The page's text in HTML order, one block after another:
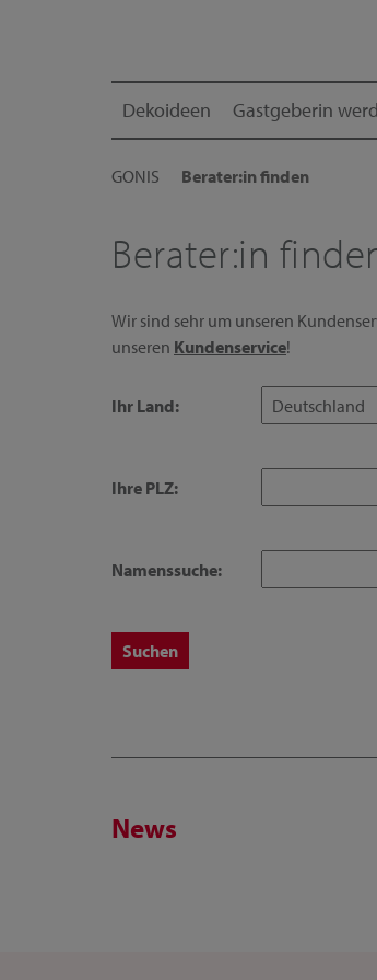
Dekoideen Gastgeberin
GONIS Berater:in finden
Berater:in
Wir sind sehr um unseren
unseren Kundenservice!
Ihr Land:
Ihre PLZ:
Namenssuche:
News